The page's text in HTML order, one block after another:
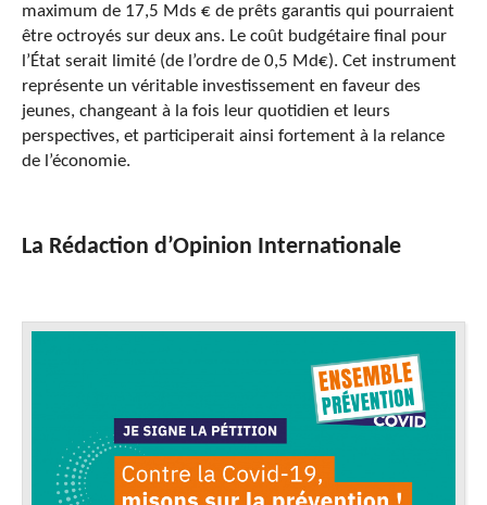
maximum de 17,5 Mds € de prêts garantis qui pourraient
être octroyés sur deux ans. Le coût budgétaire final pour
l’État serait limité (de l’ordre de 0,5 Md€). Cet instrument
représente un véritable investissement en faveur des
jeunes, changeant à la fois leur quotidien et leurs
perspectives, et participerait ainsi fortement à la relance
de l’économie.
La Rédaction d’Opinion Internationale